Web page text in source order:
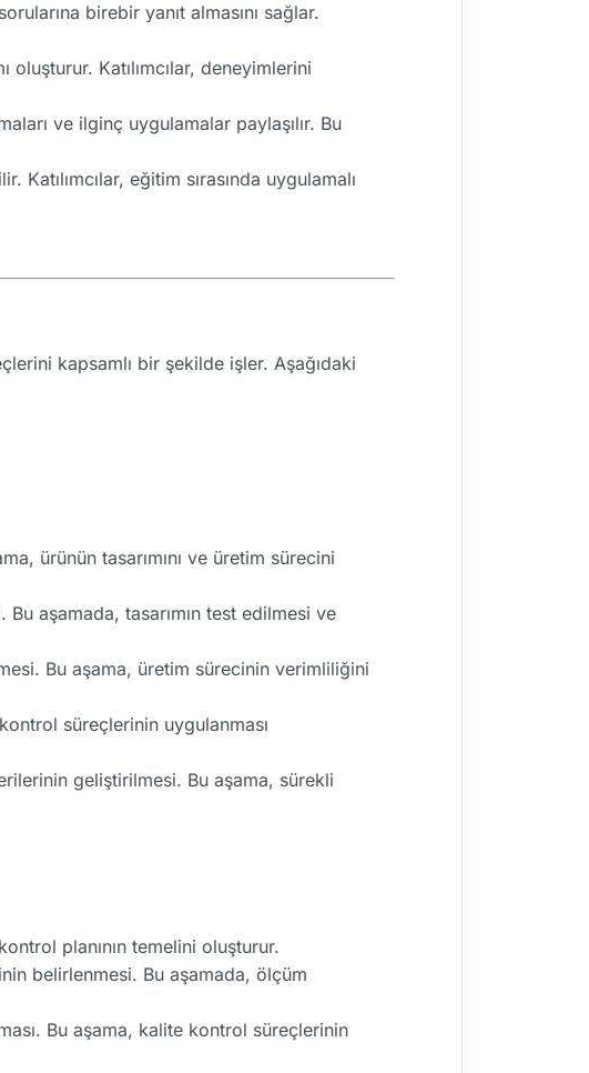
birebir yanıt almasını sağlar.
oluşturur. Katılımcılar, deneyimlerini
ve ilginç uygulamalar paylaşılır. Bu
eğitim sırasında uygulamalı
kapsamlı bir şekilde işler. Aşağıdaki
ürünün tasarımını ve üretim sürecini
aşamada, tasarımın test edilmesi ve
Bu aşama, üretim sürecinin verimliliğini
süreçlerinin uygulanması
geliştirilmesi. Bu aşama, sürekli
planının temelini oluşturur.
belirlenmesi. Bu aşamada, ölçüm
Bu aşama, kalite kontrol süreçlerinin